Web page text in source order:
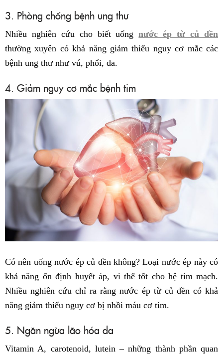
3. Phòng chống bệnh ung thư
Nhiều nghiên cứu cho biết uốngnước ép từ củ dền
thường xuyên có khả năng giảm thiểu nguy cơ mắc các
bệnh ung thư như vú, phổi, da.
4. Giảm nguy cơ mắc bệnh tim
Có nên uống nước ép củ dền không? Loại nước ép này có
khả năng ổn định huyết áp, vì thế tốt cho hệ tim mạch.
Nhiều nghiên cứu chỉ ra rằng nước ép từ củ dền có khả
năng giảm thiểu nguy cơ bị nhồi máu cơ tim.
5. Ngăn ngừa lão hóa da
Vitamin A, carotenoid, lutein – những thành phần quan